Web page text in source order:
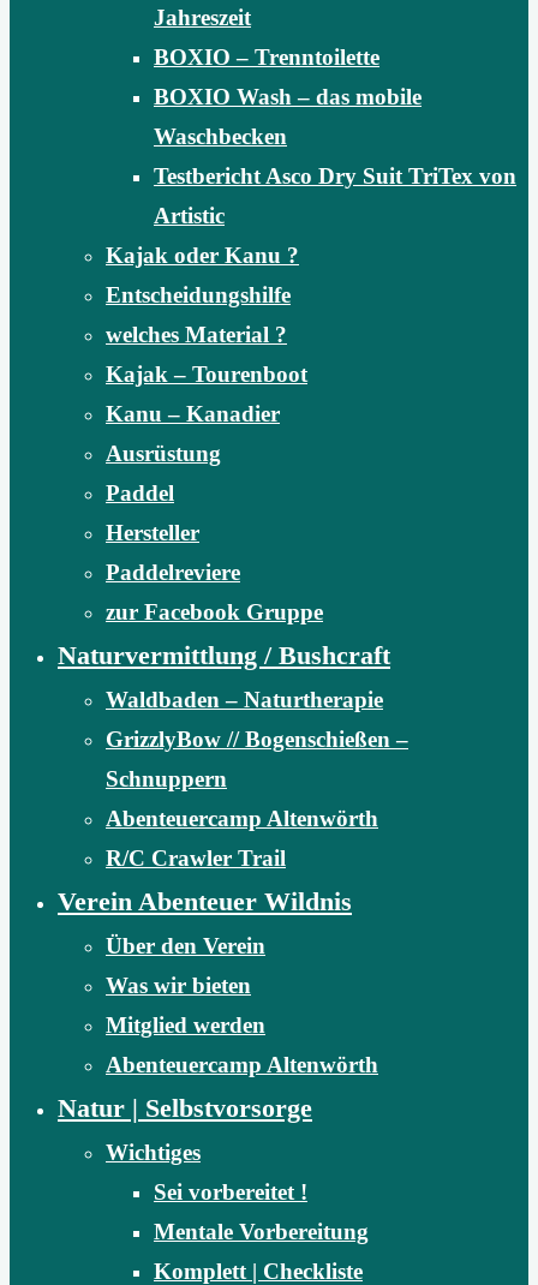
Jahreszeit
BOXIO – Trenntoilette
BOXIO Wash – das mobile
Waschbecken
Testbericht Asco Dry Suit TriTex von
Artistic
Kajak oder Kanu ?
Entscheidungshilfe
welches Material ?
Kajak – Tourenboot
Kanu – Kanadier
Ausrüstung
Paddel
Hersteller
Paddelreviere
zur Facebook Gruppe
Naturvermittlung / Bushcraft
Waldbaden – Naturtherapie
GrizzlyBow // Bogenschießen –
Schnuppern
Abenteuercamp Altenwörth
R/C Crawler Trail
Verein Abenteuer Wildnis
Über den Verein
Was wir bieten
Mitglied werden
Abenteuercamp Altenwörth
Natur | Selbstvorsorge
Wichtiges
Sei vorbereitet !
Mentale Vorbereitung
Komplett | Checkliste